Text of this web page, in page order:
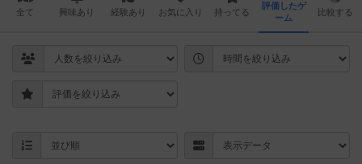
全て 興味あり 経験あり お気に入り 持ってる
評価したゲ
ーム
比較する